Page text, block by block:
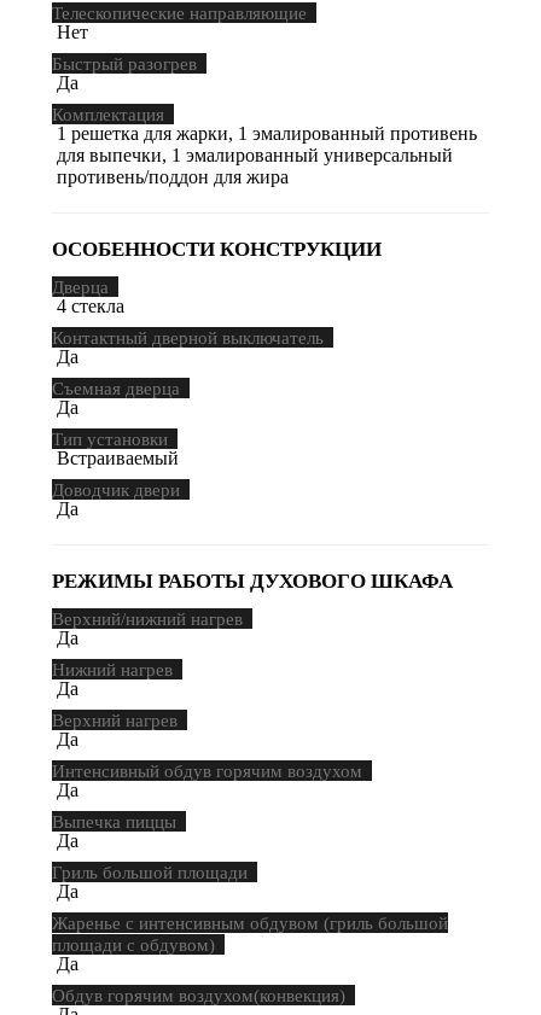
Телескопические направляющие
Нет
Быстрый разогрев
Да
Комплектация
1 решетка для жарки, 1 эмалированный противень
для выпечки, 1 эмалированный универсальный
противень/поддон для жира
ОСОБЕННОСТИ КОНСТРУКЦИИ
Дверца
4 стекла
Контактный дверной выключатель
Да
Съемная дверца
Да
Тип установки
Встраиваемый
Доводчик двери
Да
РЕЖИМЫ РАБОТЫ ДУХОВОГО ШКАФА
Верхний/нижний нагрев
Да
Нижний нагрев
Да
Верхний нагрев
Да
Интенсивный обдув горячим воздухом
Да
Выпечка пиццы
Да
Гриль большой площади
Да
Жаренье с интенсивным обдувом (гриль большой
площади с обдувом)
Да
Обдув горячим воздухом(конвекция)